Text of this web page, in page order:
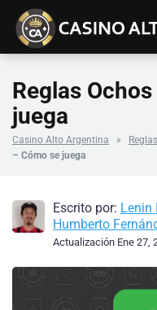
Reglas
juega
Casino Alto Argentina »
– Cómo se juega
Escrito por: Lenin
Humberto
Actualización Ene 27,